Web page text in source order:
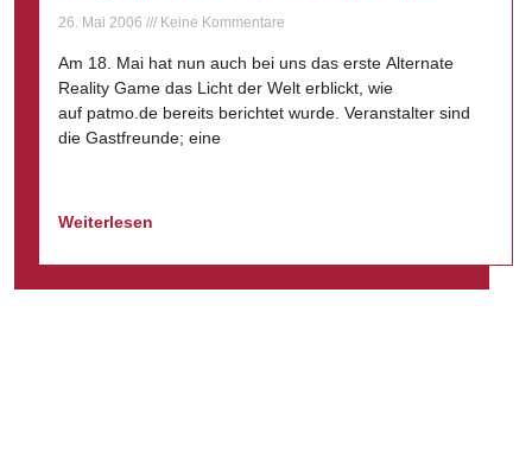
26. Mai 2006 Keine Kommentare
Am 18. Mai hat nun auch bei uns das erste Alternate
Reality Game das Licht der Welt erblickt, wie
auf patmo.de bereits berichtet wurde. Veranstalter sind
die Gastfreunde; eine
Weiterlesen